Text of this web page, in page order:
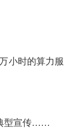
小时的算力服
型宣传……